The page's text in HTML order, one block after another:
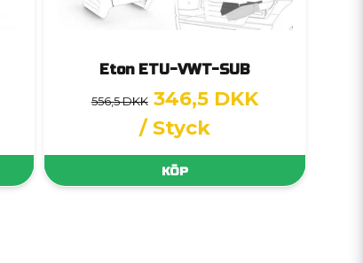
Eton ETU-VWT-SUB
556,5 DKK 346,5 DKK
/ Styck
KÖP